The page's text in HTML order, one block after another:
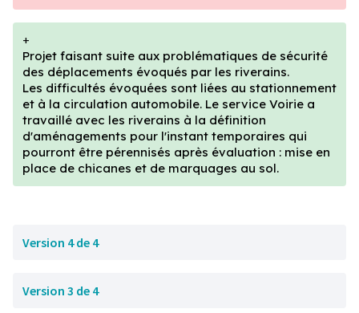
+
Projet faisant suite aux problématiques de sécurité
des déplacements évoqués par les riverains.
Les difficultés évoquées sont liées au stationnement
et à la circulation automobile. Le service Voirie a
travaillé avec les riverains à la définition
d'aménagements pour l'instant temporaires qui
pourront être pérennisés après évaluation : mise en
place de chicanes et de marquages au sol.
Version 4 de 4
Version 3 de 4